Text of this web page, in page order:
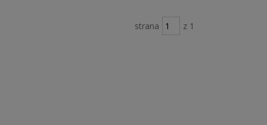
strana z 1